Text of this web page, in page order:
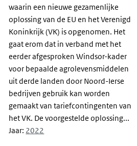
waarin een nieuwe gezamenlijke
oplossing van de EU en het Verenigd
Koninkrijk (VK) is opgenomen. Het
gaat erom dat in verband met het
eerder afgesproken Windsor-kader
voor bepaalde agrolevensmiddelen
uit derde landen door Noord-Ierse
bedrijven gebruik kan worden
gemaakt van tariefcontingenten van
het VK. De voorgestelde oplossing...
Jaar: 2022